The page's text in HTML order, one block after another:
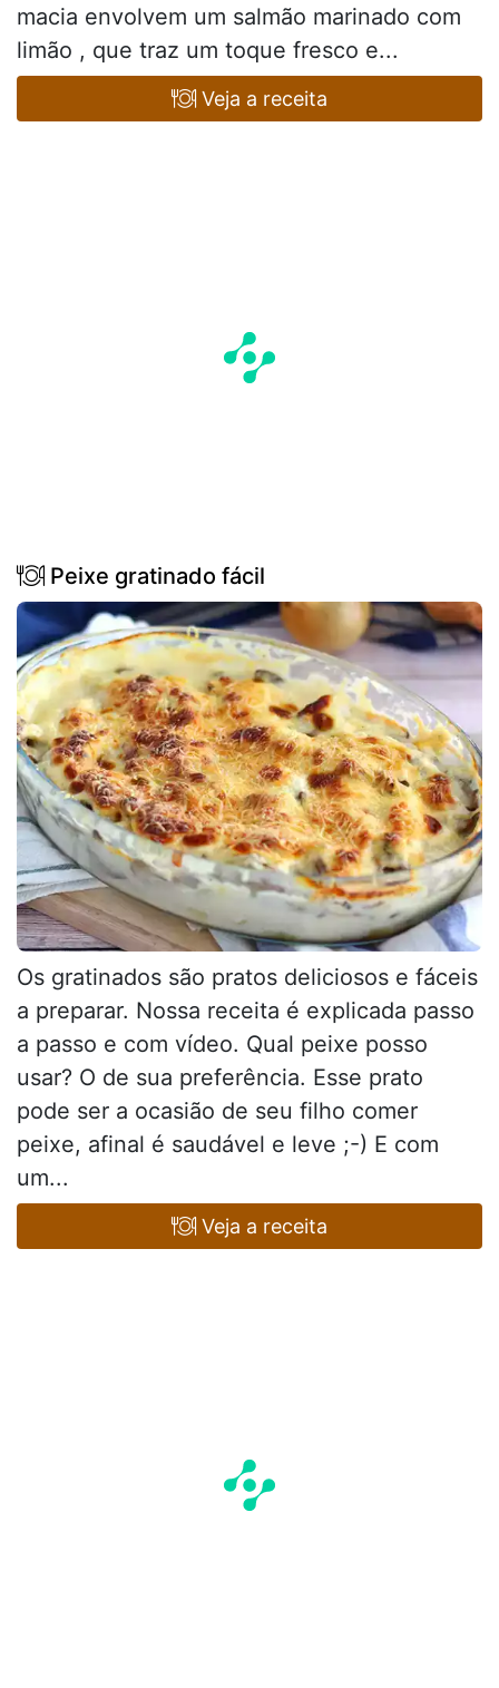
macia envolvem um salmão marinado com
limão , que traz um toque fresco e...
Veja a receita
Peixe gratinado fácil
Os gratinados são pratos deliciosos e fáceis
a preparar. Nossa receita é explicada passo
a passo e com vídeo. Qual peixe posso
usar? O de sua preferência. Esse prato
pode ser a ocasião de seu filho comer
peixe, afinal é saudável e leve ;-) E com
um...
Veja a receita